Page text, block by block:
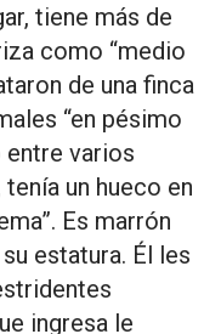
tiene más de
como “medio
de una finca
“en pésimo
entre varios
un hueco en
Es marrón
estatura. Él les
ingresa le